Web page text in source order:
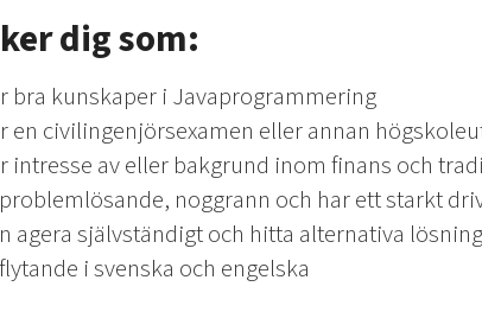
dig som:
bra kunskaper i Javaprogrammering
en civilingenjörsexamen eller annan
intresse av eller bakgrund inom finans och
noggrann och har ett starkt
agera självständigt och hitta alternativa
i svenska och engelska